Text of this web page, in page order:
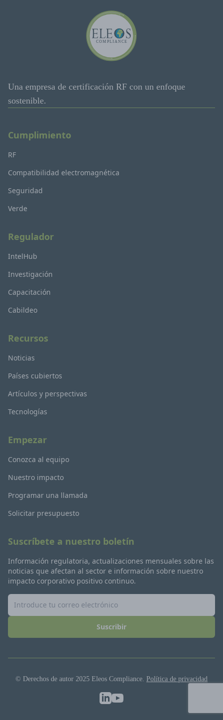
Una empresa de certificación RF con un enfoque
sostenible.
Cumplimiento
RF
Compatibilidad electromagnética
Seguridad
Verde
Regulador
IntelHub
Investigación
Capacitación
Cabildeo
Recursos
Noticias
Países cubiertos
Artículos y perspectivas
Tecnologías
Empezar
Conozca al equipo
Nuestro impacto
Programar una llamada
Solicitar presupuesto
Suscríbete a nuestro boletín
Información regulatoria, actualizaciones mensuales sobre las
noticias que afectan al sector e información sobre nuestro
impacto corporativo positivo continuo.
Suscribir
© Derechos de autor 2025 Eleos Compliance. Política de privacidad